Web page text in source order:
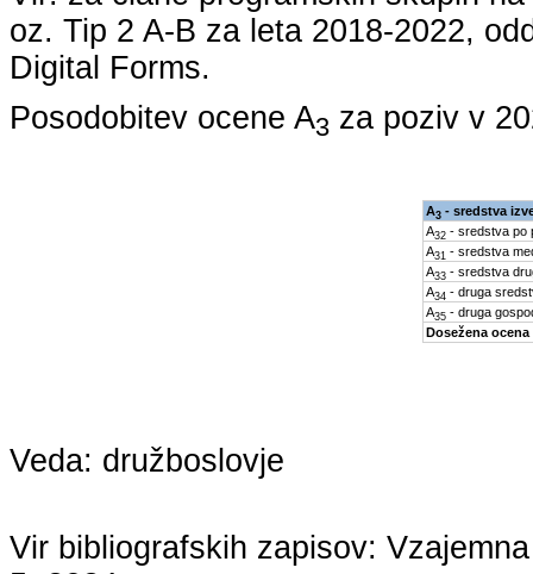
oz. Tip 2 A-B za leta 2018-2022,
Digital Forms.
Posodobitev ocene A3 za poziv v
A3- sredstva
A32- sredstva po
A31 - sredstva
A33- sredstva
A34 - druga
A35- druga
Dosežena ocena
Veda: družboslovje
Vir bibliografskih zapisov: